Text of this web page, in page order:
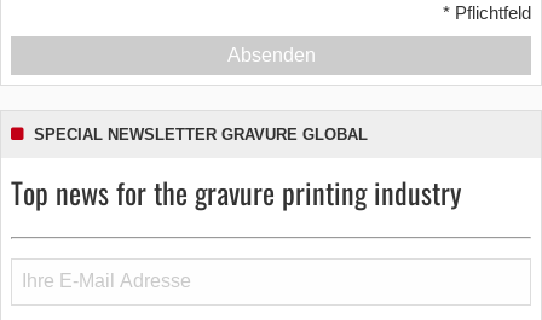
* Pflichtfeld
Absenden
SPECIAL NEWSLETTER GRAVURE GLOBAL
Top news for the gravure printing industry